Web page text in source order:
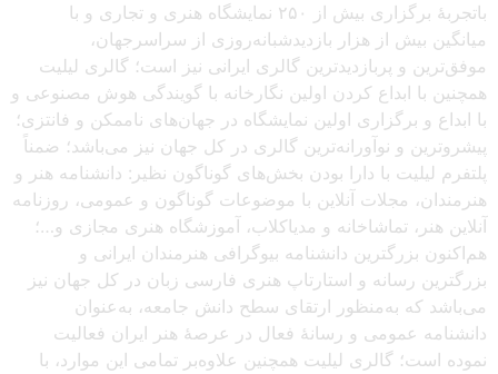
باتجربهٔ برگزاری بیش از ۲۵۰ نمایشگاه هنری و تجاری و با
میانگین بیش از هزار بازدیدشبانه‌روزی از سراسرجهان،
موفق‌ترین و پربازدیدترین گالری ایرانی نیز است؛ گالری لیلیت
همچنین با ابداع کردن اولین نگارخانه با گویندگی هوش مصنوعی و
با ابداع و برگزاری اولین نمایشگاه در جهان‌های ناممکن و فانتزی؛
پیشروترین و نوآورانه‌ترین گالری در کل جهان نیز می‌باشد؛ ضمناً
پلتفرم لیلیت با دارا بودن بخش‌های گوناگون نظیر: دانشنامه هنر و
هنرمندان، مجلات آنلاین با موضوعات گوناگون و عمومی، روزنامه
آنلاین هنر، تماشاخانه و مدیاکلاب، آموزشگاه هنری مجازی و…؛
هم‌اکنون بزرگترین دانشنامه بیوگرافی هنرمندان ایرانی و
بزرگترین رسانه و استارتاپ هنری فارسی زبان در کل جهان نیز
می‌باشد که به‌منظور ارتقای سطح دانش جامعه، به‌عنوان
دانشنامه عمومی و رسانهٔ فعال در عرصهٔ هنر ایران فعالیت
نموده است؛ گالری لیلیت همچنین علاوه‌بر تمامی این موارد، با